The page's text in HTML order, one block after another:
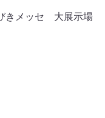
きメッセ 大展示場